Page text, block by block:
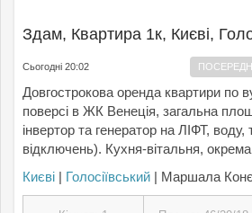
Здам, Квартира 1к, Києвi,
Сьогодні 20:02
Довгострокова оренда квартири по
поверсі в ЖК Венеція, загальна
інвертор та генератор на ЛІФТ, воду,
відключень). Кухня-вітальня,
Києвi | Голосіївський | Маршала